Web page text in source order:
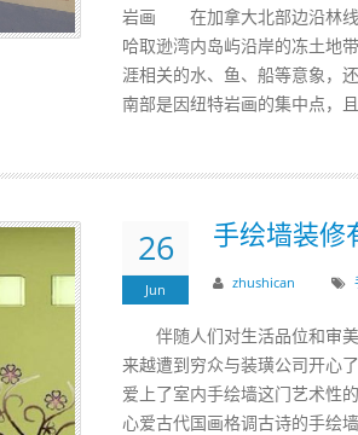
岩画 在加拿大北部边沿林线
哈取逊湾内岛屿沿岸的冻土地
涯相关的水、鱼、船等意象，
南部是因纽特岩画的集中点，
26
Jun
手绘墙装修
zhushican
伴随人们对生活品位和审美
来越遭到穷众与装璜公司开心
爱上了室内手绘墙这门艺术性
心爱古代国画格调古诗的手绘